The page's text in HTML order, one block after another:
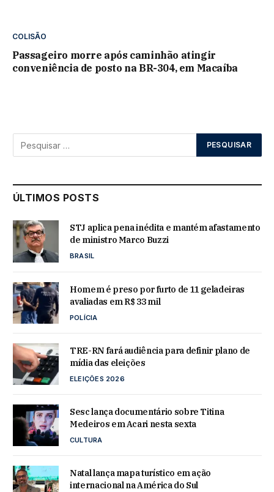
COLISÃO
Passageiro morre após caminhão atingir
conveniência de posto na BR-304, em Macaíba
ÚLTIMOS POSTS
STJ aplica pena inédita e mantém afastamento
de ministro Marco Buzzi
BRASIL
Homem é preso por furto de 11 geladeiras
avaliadas em R$ 33 mil
POLÍCIA
TRE-RN fará audiência para definir plano de
mídia das eleições
ELEIÇÕES 2026
Sesc lança documentário sobre Titina
Medeiros em Acari nesta sexta
CULTURA
Natal lança mapa turístico em ação
internacional na América do Sul